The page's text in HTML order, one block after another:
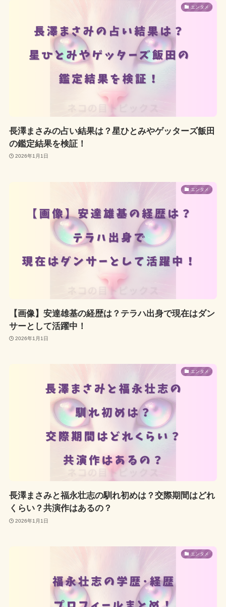
エンタメ
長澤まさみの占い結果は？星ひとみやゲッターズ飯田
の鑑定結果を検証！
2026年1月1日
エンタメ
【画像】安達雄基の経歴は？テラハ出身で現在はダン
サーとして活躍中！
2026年1月1日
エンタメ
長澤まさみと福永壮志の馴れ初めは？交際期間はどれ
くらい？共演作はあるの？
2026年1月1日
エンタメ